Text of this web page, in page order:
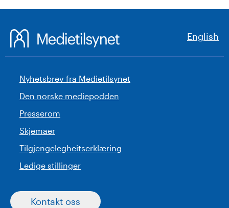
English
Nyhetsbrev fra Medietilsynet
Den norske mediepodden
Presserom
Skjemaer
Tilgjengelegheitserklæring
Ledige stillinger
Kontakt oss